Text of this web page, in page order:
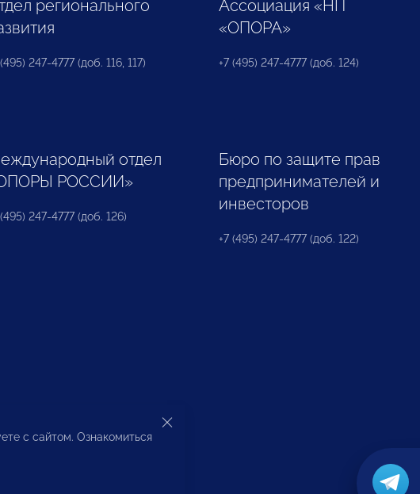
регионального
247-4777 (доб. 116, 117)
Ассоциация «НП
«ОПОРА»
+7 (495) 247-4777 (доб. 124)
отдел
РОССИИ»
247-4777 (доб. 126)
Бюро по защите прав
предпринимателей и
инвесторов
+7 (495) 247-4777 (доб. 122)
с сайтом. Ознакомиться